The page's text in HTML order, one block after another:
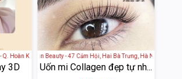
Kiếm - Hà Nội
3D
Jun Beauty - 47 Cảm Hội, Hai Bà Trưng, Hà Nội
Uốn mi Collagen đẹp tự nh...